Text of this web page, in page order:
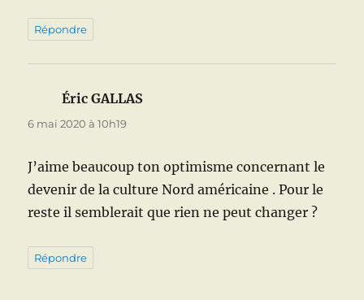
Répondre
Éric GALLAS
6 mai 2020 à 10h19
J’aime beaucoup ton optimisme concernant le
devenir de la culture Nord américaine . Pour le
reste il semblerait que rien ne peut changer ?
Répondre